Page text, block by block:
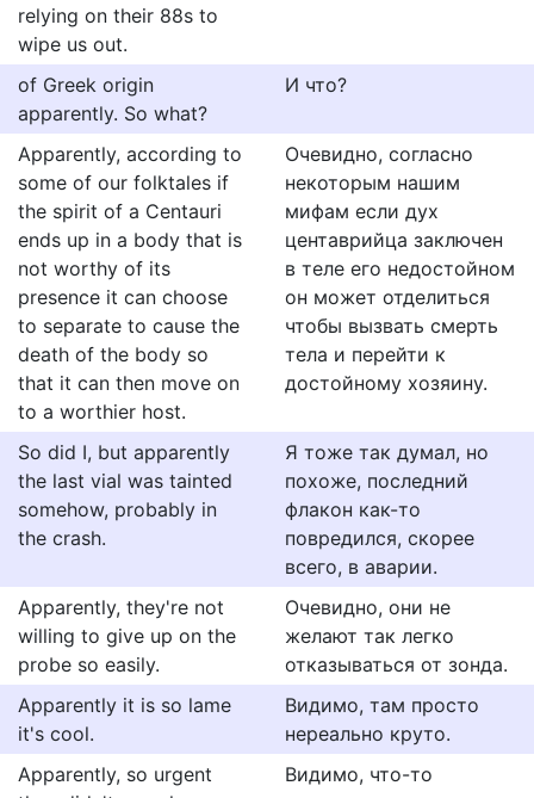
relying on their 88s to
wipe us out.
of Greek origin
apparently. So what?
И что?
Apparently, according to
some of our folktales if
the spirit of a Centauri
ends up in a body that is
not worthy of its
presence it can choose
to separate to cause the
death of the body so
that it can then move on
to a worthier host.
Очевидно, согласно
некоторым нашим
мифам если дух
центаврийца заключен
в теле его недостойном
он может отделиться
чтобы вызвать смерть
тела и перейти к
достойному хозяину.
So did I, but apparently
the last vial was tainted
somehow, probably in
the crash.
Я тоже так думал, но
похоже, последний
флакон как-то
повредился, скорее
всего, в аварии.
Apparently, they're not
willing to give up on the
probe so easily.
Очевидно, они не
желают так легко
отказываться от зонда.
Apparently it is so lame
it's cool.
Видимо, там просто
нереально круто.
Apparently, so urgent
Видимо, что-то